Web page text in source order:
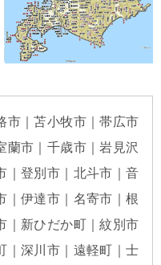
市｜苫小牧市｜帯広市
蘭市｜千歳市｜岩見沢
｜登別市｜北斗市｜音
｜伊達市｜名寄市｜根
｜新ひだか町｜紋別市
｜深川市｜遠軽町｜士